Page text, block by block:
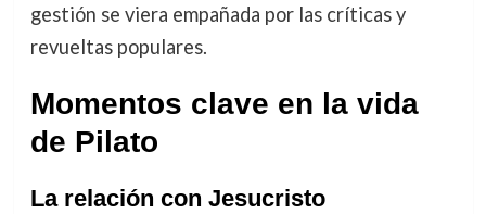
gestión se viera empañada por las críticas y
revueltas populares.
Momentos clave en la vida
de Pilato
La relación con Jesucristo